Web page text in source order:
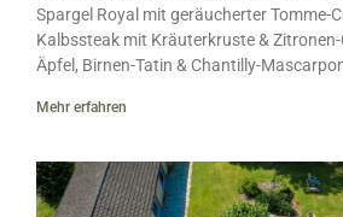
Spargel Royal mit geräucherter Tomme-
Kalbssteak mit Kräuterkruste &
Äpfel, Birnen-Tatin & Chantilly-
Mehr erfahren